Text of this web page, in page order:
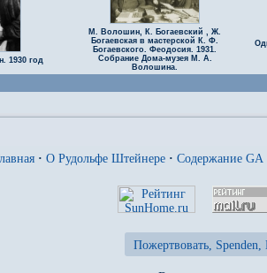
1930 год
М. Волошин, К. Богаевский , Ж.
Богаевская в мастерской К. Ф.
Богаевского. Феодосия. 1931.
Собрание Дома-музея М. А.
Волошина.
· О Рудольфе Штейнере · Содержание GA
Пожертвовать, Spenden,